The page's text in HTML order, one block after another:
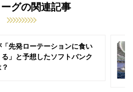
グの関連記事
先発ローテーションに食い
」と予想したソフトバンク